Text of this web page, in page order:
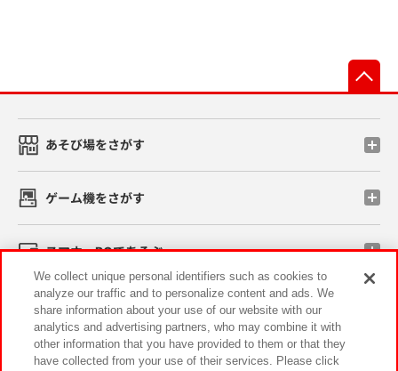
あそび場をさがす
ゲーム機をさがす
スマホ・PCであそぶ
イベント・キャンペーン
We collect unique personal identifiers such as cookies to
analyze our traffic and to personalize content and ads. We
share information about your use of our website with our
analytics and advertising partners, who may combine it with
other information that you have provided to them or that they
have collected from your use of their services. Please click